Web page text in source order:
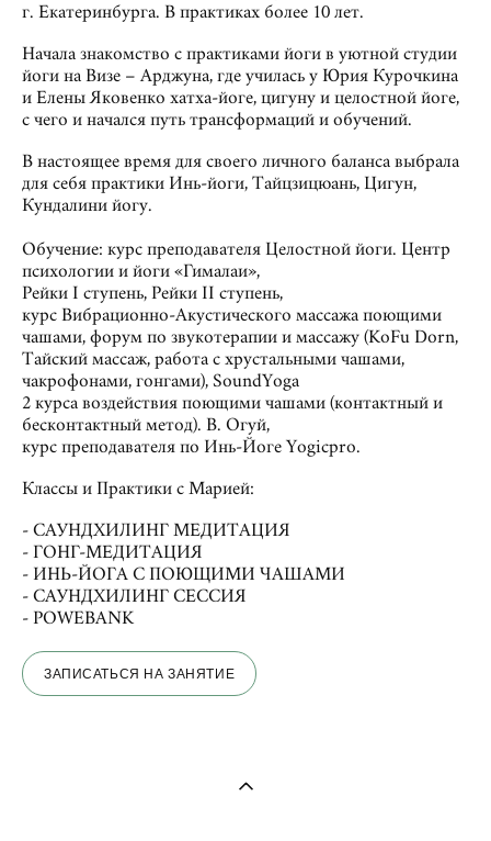
г. Екатеринбурга. В практиках более 10 лет.
Начала знакомство с практиками йоги в уютной студии
йоги на Визе – Арджуна, где училась у Юрия Курочкина
и Елены Яковенко хатха-йоге, цигуну и целостной йоге,
с чего и начался путь трансформаций и обучений.
В настоящее время для своего личного баланса выбрала
для себя практики Инь-йоги, Тайцзицюань, Цигун,
Кундалини йогу.
Обучение: курс преподавателя Целостной йоги. Центр
психологии и йоги «Гималаи»,
Рейки I ступень, Рейки II ступень,
курс Вибрационно-Акустического массажа поющими
чашами, форум по звукотерапии и массажу (KoFu Dorn,
Тайский массаж, работа с хрустальными чашами,
чакрофонами, гонгами), SoundYoga
2 курса воздействия поющими чашами (контактный и
бесконтактный метод). В. Огуй,
курс преподавателя по Инь-Йоге Yogicpro.
Классы и Практики с Марией:
- САУНДХИЛИНГ МЕДИТАЦИЯ
- ГОНГ-МЕДИТАЦИЯ
- ИНЬ-ЙОГА C ПОЮЩИМИ ЧАШАМИ
- САУНДХИЛИНГ СЕССИЯ
- POWEBANK
ЗАПИСАТЬСЯ НА ЗАНЯТИЕ